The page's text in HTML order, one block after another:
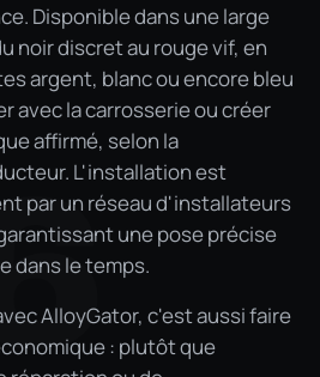
Disponible dans une large
noir discret au rouge vif, en
argent, blanc ou encore bleu
avec la carrosserie ou créer
affirmé, selon la
L'installation est
par un réseau d'installateurs
une pose précise
dans le temps.
AlloyGator, c'est aussi faire
: plutôt que